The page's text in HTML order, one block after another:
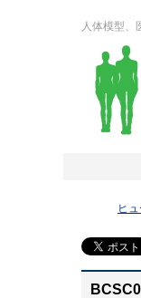
人体模型
ヒ